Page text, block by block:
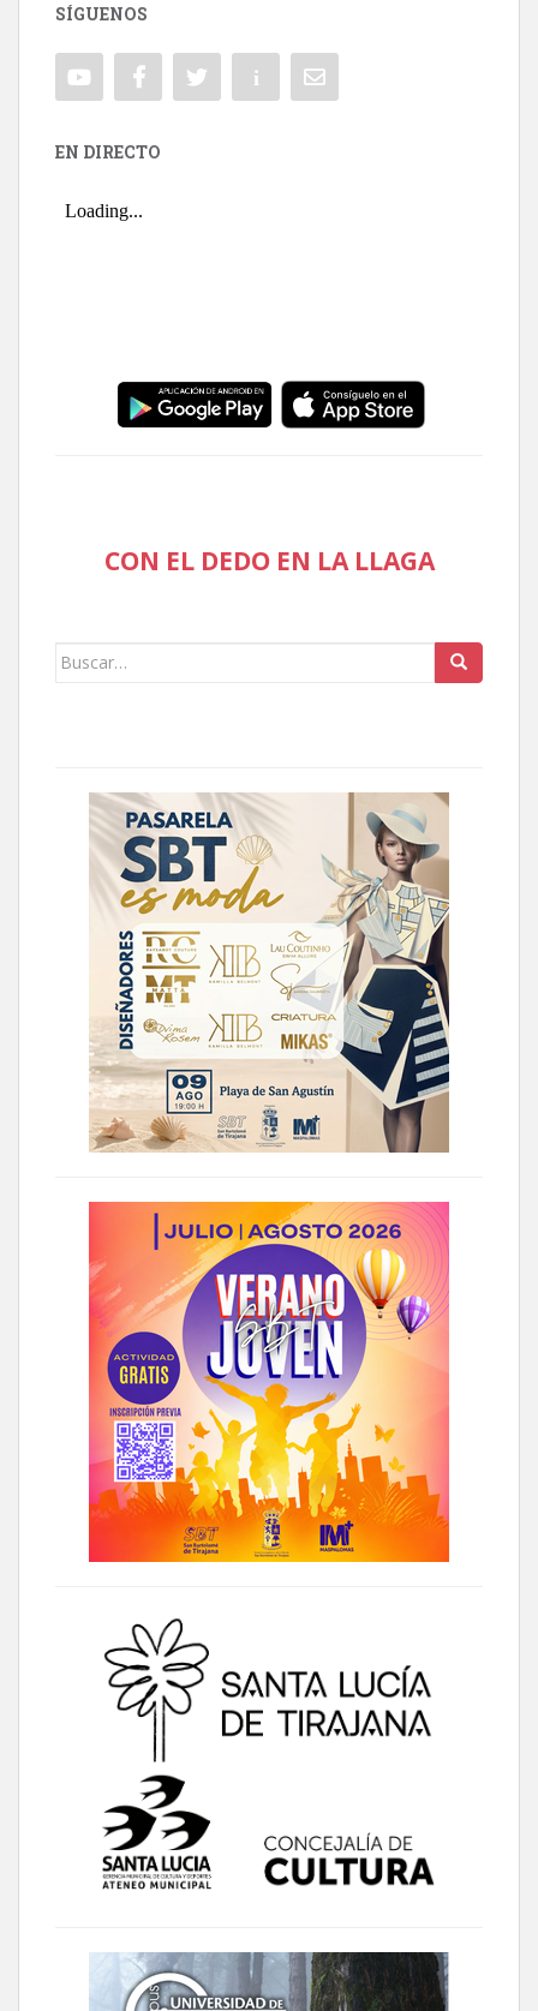
SÍGUENOS
EN DIRECTO
CON EL DEDO EN LA LLAGA
Buscar: